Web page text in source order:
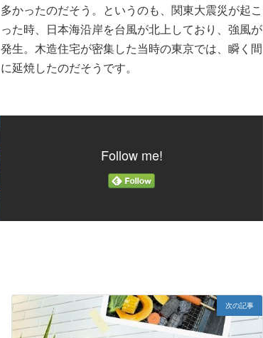
多かったのだそう。というのも、関東大震災が起こ
った時、日本海沿岸を台風が北上しており、強風が
発生。木造住宅が密集した当時の東京では、瞬く間
に延焼したのだそうです。
Follow me!
次の記事